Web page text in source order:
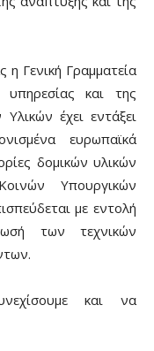
η Γενική Γραμματεία
και της
έχει εντάξει
ευρωπαϊκά
δομικών υλικών
Υπουργικών
με εντολή
των τεχνικών
και να